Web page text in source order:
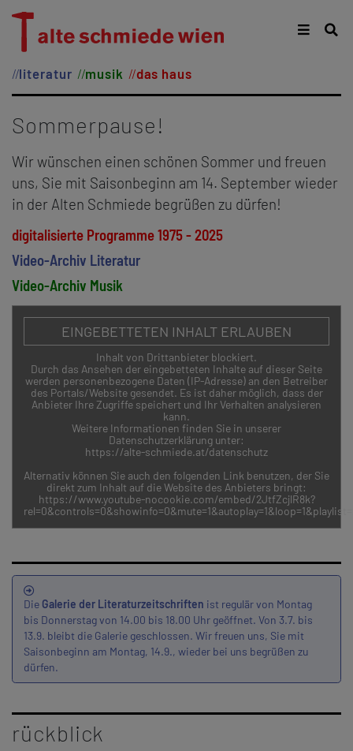
literatur musik das haus
Sommerpause!
Wir wünschen einen schönen Sommer und freuen
uns, Sie mit Saisonbeginn am 14. September wieder
in der Alten Schmiede begrüßen zu dürfen!
digitalisierte Programme 1975 - 2025
Video-Archiv Literatur
Video-Archiv Musik
EINGEBETTETEN INHALT ERLAUBEN
Inhalt von Drittanbieter blockiert.
Durch das Ansehen der eingebetteten Inhalte auf dieser Seite
werden personenbezogene Daten (IP-Adresse) an den Betreiber
des Portals/Website gesendet. Es ist daher möglich, dass der
Anbieter Ihre Zugriffe speichert und Ihr Verhalten analysieren
kann.
Weitere Informationen finden Sie in unserer
Datenschutzerklärung unter:
https://alte-schmiede.at/datenschutz
Alternativ können Sie auch den folgenden Link benutzen, der Sie
direkt zum Inhalt auf die Website des Anbieters bringt:
https://www.youtube-nocookie.com/embed/2JtfZcjlR8k?
Die Galerie der Literaturzeitschriften ist regulär von Montag
bis Donnerstag von 14.00 bis 18.00 Uhr geöffnet. Von 3.7. bis
13.9. bleibt die Galerie geschlossen. Wir freuen uns, Sie mit
Saisonbeginn am Montag, 14.9., wieder bei uns begrüßen zu
dürfen.
rückblick